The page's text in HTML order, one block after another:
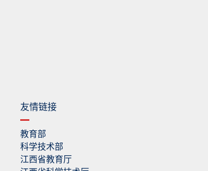
友情链接
教育部
科学技术部
江西省教育厅